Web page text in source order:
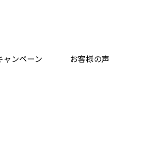
ャンペーン お客様の声